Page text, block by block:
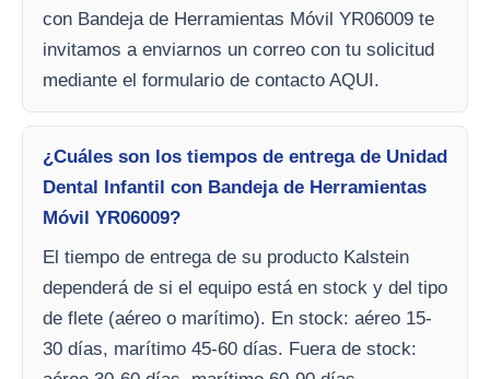
con Bandeja de Herramientas Móvil YR06009 te
invitamos a enviarnos un correo con tu solicitud
mediante el formulario de contacto AQUI.
¿Cuáles son los tiempos de entrega de Unidad
Dental Infantil con Bandeja de Herramientas
Móvil YR06009?
El tiempo de entrega de su producto Kalstein
dependerá de si el equipo está en stock y del tipo
de flete (aéreo o marítimo). En stock: aéreo 15-
30 días, marítimo 45-60 días. Fuera de stock: